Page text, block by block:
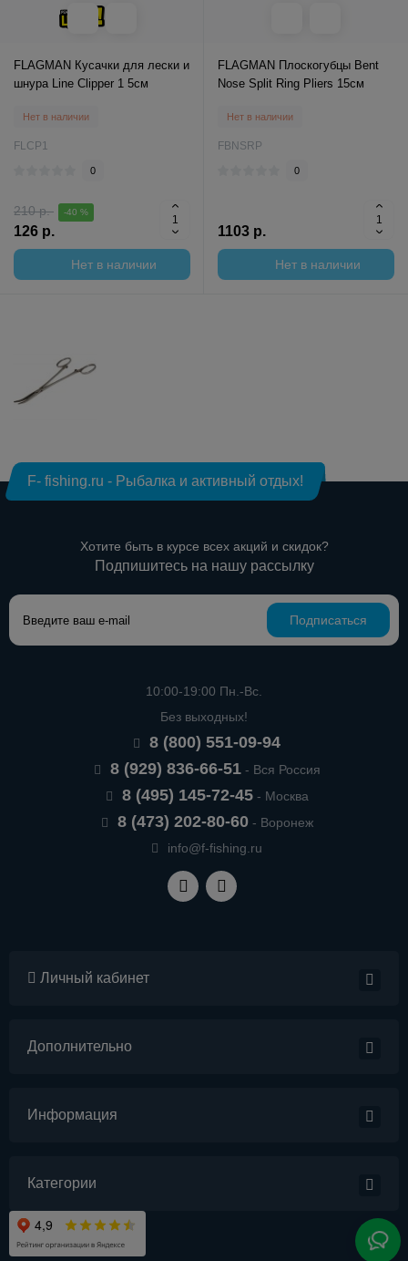
FLAGMAN Кусачки для лески и
шнура Line Clipper 1 5см
Нет в наличии
FLCP1
0
210 р. -40 %
126 р.
Нет в наличии
FLAGMAN Плоскогубцы Bent
Nose Split Ring Pliers 15см
Нет в наличии
FBNSRP
0
1103 р.
Нет в наличии
F- fishing.ru - Рыбалка и активный отдых!
Хотите быть в курсе всех акций и скидок?
Подпишитесь на нашу рассылку
Подписаться
10:00-19:00 Пн.-Вс.
Без выходных!
8 (800) 551-09-94
8 (929) 836-66-51- Вся Россия
8 (495) 145-72-45- Москва
8 (473) 202-80-60- Воронеж
info@f-fishing.ru
Личный кабинет
Дополнительно
Информация
Категории